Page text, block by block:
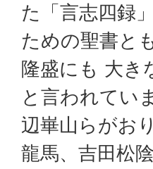
た「言志四録
ための聖書と
隆盛にも 大き
と言われてい
辺崋山らがお
龍馬、吉田松